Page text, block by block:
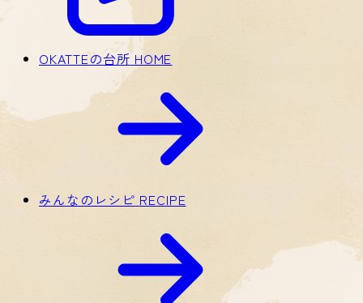
OKATTEの台所 HOME
みんなのレシピ RECIPE